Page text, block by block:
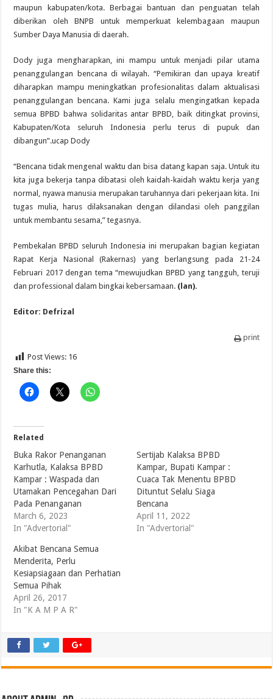
maupun kabupaten/kota. Berbagai bantuan dan penguatan telah
diberikan oleh BNPB untuk memperkuat kelembagaan maupun
Sumber Daya Manusia di daerah.
Dody juga mengharapkan, ini mampu untuk menjadi pilar utama
penanggulangan bencana di wilayah. “Pemikiran dan upaya kreatif
diharapkan mampu meningkatkan profesionalitas dalam aktualisasi
penanggulangan bencana. Kami juga selalu mengingatkan kepada
semua BPBD bahwa solidaritas antar BPBD, baik ditingkat provinsi,
Kabupaten/Kota seluruh Indonesia perlu terus di pupuk dan
dibangun”.ucap Dody
“Bencana tidak mengenal waktu dan bisa datang kapan saja. Untuk itu
kita juga bekerja tanpa dibatasi oleh kaidah-kaidah waktu kerja yang
normal, nyawa manusia merupakan taruhannya dari pekerjaan kita. Ini
tugas mulia, harus dilaksanakan dengan dilandasi oleh panggilan
untuk membantu sesama,” tegasnya.
Pembekalan BPBD seluruh Indonesia ini merupakan bagian kegiatan
Rapat Kerja Nasional (Rakernas) yang berlangsung pada 21-24
Februari 2017 dengan tema “mewujudkan BPBD yang tangguh, teruji
dan professional dalam bingkai kebersamaan. (lan).
Editor: Defrizal
print
Post Views: 16
Share this:
Related
Buka Rakor Penanganan
Karhutla, Kalaksa BPBD
Kampar : Waspada dan
Utamakan Pencegahan Dari
Pada Penanganan
March 6, 2023
In "Advertorial"
Sertijab Kalaksa BPBD
Kampar, Bupati Kampar :
Cuaca Tak Menentu BPBD
Dituntut Selalu Siaga
Bencana
April 11, 2022
In "Advertorial"
Akibat Bencana Semua
Menderita, Perlu
Kesiapsiagaan dan Perhatian
Semua Pihak
April 26, 2017
In "K A M P A R"